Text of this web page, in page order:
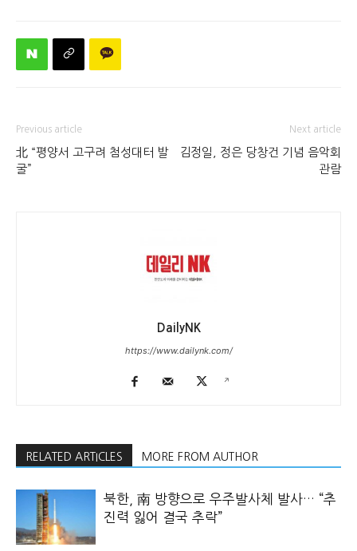
Previous article
北 “평양서 고구려 첨성대터 발
굴”
Next article
김정일, 정은 당창건 기념 음악회
관람
DailyNK
https://www.dailynk.com/
RELATED ARTICLES MORE FROM AUTHOR
북한, 南 방향으로 우주발사체 발사… “추
진력 잃어 결국 추락”